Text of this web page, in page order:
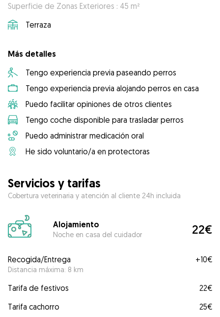
Superficie de Zonas Exteriores : 45 m²
Terraza
Más detalles
Tengo experiencia previa paseando perros
Tengo experiencia previa alojando perros en casa
Puedo facilitar opiniones de otros clientes
Tengo coche disponible para trasladar perros
Puedo administrar medicación oral
He sido voluntario/a en protectoras
Servicios y tarifas
Cobertura veterinaria y atención al cliente 24h incluida
Alojamiento
Noche en casa del cuidador 22€
Recogida/Entrega
Distancia máxima: 8 km
+10€
Tarifa de festivos
22€
Tarifa cachorro
25€